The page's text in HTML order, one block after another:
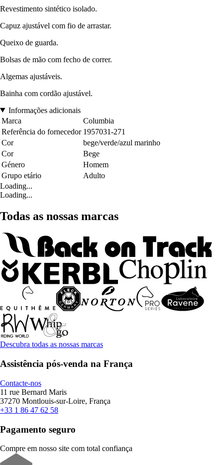
Revestimento sintético isolado.
Capuz ajustável com fio de arrastar.
Queixo de guarda.
Bolsas de mão com fecho de correr.
Algemas ajustáveis.
Bainha com cordão ajustável.
Informações adicionais
Marca
Columbia
Referência do fornecedor 1957031-271
Cor
bege/verde/azul marinho
Cor
Bege
Género
Homem
Grupo etário
Adulto
Loading...
Loading...
Todas as nossas marcas
Descubra todas as nossas marcas
Assistência pós-venda na França
Contacte-nos
11 rue Bernard Maris
37270 Montlouis-sur-Loire, França
+33 1 86 47 62 58
Pagamento seguro
Compre em nosso site com total confiança